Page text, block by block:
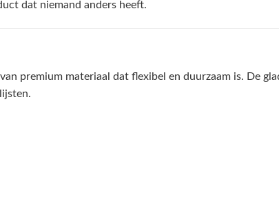
dat niemand anders heeft.
premium materiaal dat flexibel en duurzaam is. De